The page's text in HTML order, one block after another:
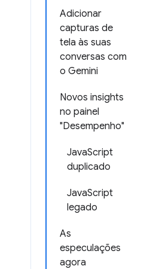
Adicionar
capturas de
tela às suas
conversas com
o Gemini
Novos insights
no painel
"Desempenho"
JavaScript
duplicado
JavaScript
legado
As
especulações
agora